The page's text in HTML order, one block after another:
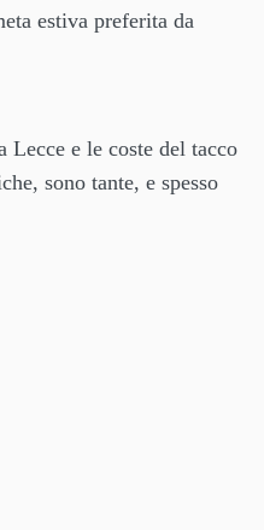
estiva preferita da
Lecce e le coste del tacco
sono tante, e spesso